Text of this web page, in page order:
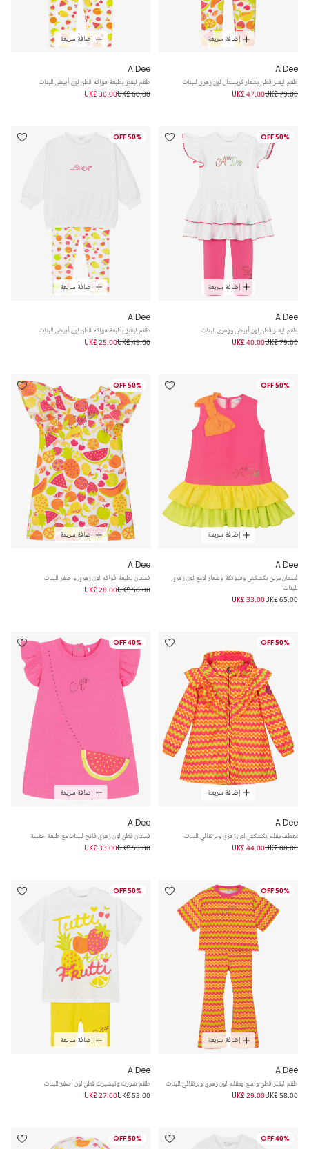
إضافة سريعة
A Dee
طقم ليقنز قطن بشعار كريستال لون زهري للبنات
UK£ 79.00
UK£ 47.00
إضافة سريعة
A Dee
طقم ليقنز بطبعة فواكه قطن لون أبيض للبنات
UK£ 60.00
UK£ 30.00
50% OFF
إضافة سريعة
A Dee
طقم ليقنز قطن لون أبيض وزهري للبنات
UK£ 79.00
UK£ 40.00
50% OFF
إضافة سريعة
A Dee
طقم ليقنز بطبعة فواكه قطن لون أبيض للبنات
UK£ 49.00
UK£ 25.00
50% OFF
إضافة سريعة
A Dee
فستان مزين بكشكش وفيونكة وشعار لامع لون زهري
للبنات
UK£ 65.00
UK£ 33.00
50% OFF
إضافة سريعة
A Dee
فستان بطبعة فواكه لون زهري وأصفر للبنات
UK£ 56.00
UK£ 28.00
50% OFF
إضافة سريعة
A Dee
معطف مقلم بكشكش لون زهري وبرتقالي للبنات
UK£ 88.00
UK£ 44.00
40% OFF
إضافة سريعة
A Dee
فستان قطن لون زهري فاتح للبنات مع طبعة حقيبة
UK£ 55.00
UK£ 33.00
50% OFF
إضافة سريعة
A Dee
طقم ليقنز قطن واسع ومقلم لون زهري وبرتقالي للبنات
UK£ 58.00
UK£ 29.00
50% OFF
إضافة سريعة
A Dee
طقم شورت وتيشيرت قطن لون أصفر للبنات
UK£ 53.00
UK£ 27.00
40% OFF
50% OFF